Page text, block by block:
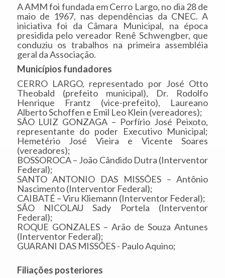
A AMM foi fundada em Cerro Largo, no dia 28 de
maio de 1967, nas dependências da CNEC. A
iniciativa foi da Câmara Municipal, na época
presidida pelo vereador Renê Schwengber, que
conduziu os trabalhos na primeira assembléia
geral da Associação.
Municípios fundadores
CERRO LARGO, representado por José Otto
Theobald (prefeito municipal), Dr. Rodolfo
Henrique Frantz (vice-prefeito), Laureano
Alberto Schoffen e Emil Leo Klein (vereadores);
SÃO LUIZ GONZAGA – Porfírio José Peixoto,
representante do poder Executivo Municipal;
Hemetério José Vieira e Vicente Soares
(vereadores);
BOSSOROCA – João Cândido Dutra (Interventor
Federal);
SANTO ANTONIO DAS MISSÕES – Antônio
Nascimento (Interventor Federal);
CAIBATÉ – Viru Kliemann (Interventor Federal);
SÃO NICOLAU Sady Portela (Interventor
Federal);
ROQUE GONZALES – Arão de Souza Antunes
(Interventor Federal);
GUARANI DAS MISSÕES - Paulo Aquino;
Filiações posteriores